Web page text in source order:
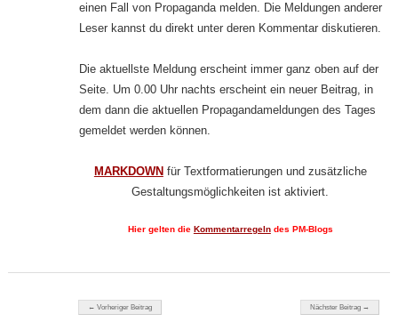
einen Fall von Propaganda melden. Die Meldungen anderer
Leser kannst du direkt unter deren Kommentar diskutieren.
Die aktuellste Meldung erscheint immer ganz oben auf der
Seite. Um 0.00 Uhr nachts erscheint ein neuer Beitrag, in
dem dann die aktuellen Propagandameldungen des Tages
gemeldet werden können.
MARKDOWN für Textformatierungen und zusätzliche
Gestaltungsmöglichkeiten ist aktiviert.
Hier gelten die Kommentarregelndes PM-Blogs
Beitragsnavigation
← Vorheriger Beitrag Nächster Beitrag →